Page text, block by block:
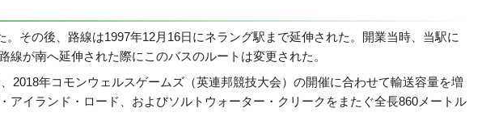
その後、路線は1997年12月16日にネラング駅まで延伸された。開業当時、当駅に
が南へ延伸された際にこのバスのルートは変更された。
2018年コモンウェルスゲームズ（英連邦競技大会）の開催に合わせて輸送容量を増
イランド・ロード、およびソルトウォーター・クリークをまたぐ全長860メートル